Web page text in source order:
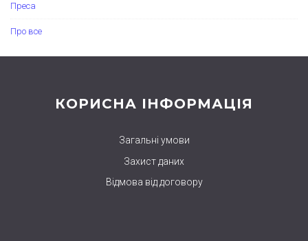
Преса
Про все
КОРИСНА ІНФОРМАЦІЯ
Загальні умови
Захист даних
Відмова від договору